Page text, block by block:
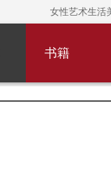
女性艺术生活
书籍